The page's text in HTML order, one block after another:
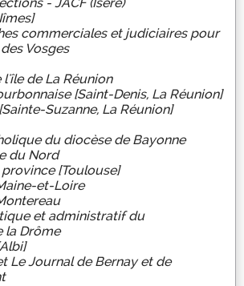
commerciales et judiciaires pour
Vosges
l'île de La Réunion
[Saint-Denis, La Réunion]
Suzanne, La Réunion]
du diocèse de Bayonne
du Nord
province [Toulouse]
et-Loire
et administratif du
la Drôme
Le Journal de Bernay et de